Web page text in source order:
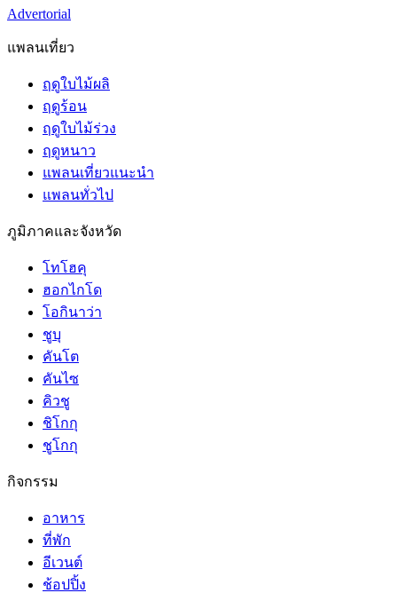
Advertorial
แพลนเที่ยว
ฤดูใบไม้ผลิ
ฤดูร้อน
ฤดูใบไม้ร่วง
ฤดูหนาว
แพลนเที่ยวแนะนำ
แพลนทั่วไป
ภูมิภาคและจังหวัด
โทโฮคุ
ฮอกไกโด
โอกินาว่า
ชูบุ
คันโต
คันไซ
คิวชู
ชิโกกุ
ชูโกกุ
กิจกรรม
อาหาร
ที่พัก
อีเวนต์
ช้อปปิ้ง